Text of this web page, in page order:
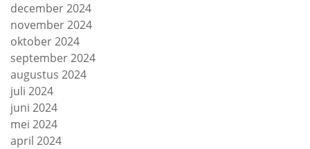
december 2024
november 2024
oktober 2024
september 2024
augustus 2024
juli 2024
juni 2024
mei 2024
april 2024